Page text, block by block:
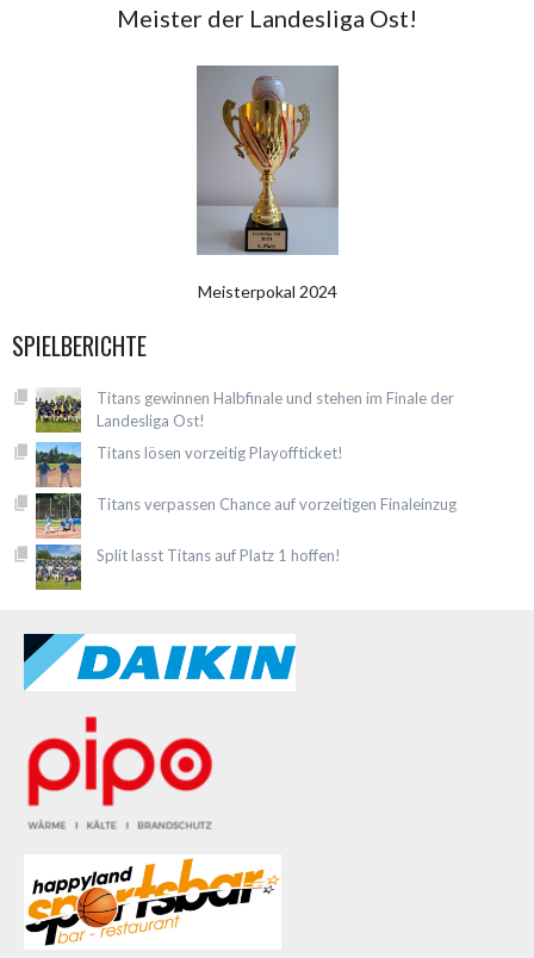
Meister der Landesliga Ost!
Meisterpokal 2024
SPIELBERICHTE
Titans gewinnen Halbfinale und stehen im Finale der
Landesliga Ost!
Titans lösen vorzeitig Playoffticket!
Titans verpassen Chance auf vorzeitigen Finaleinzug
Split lasst Titans auf Platz 1 hoffen!